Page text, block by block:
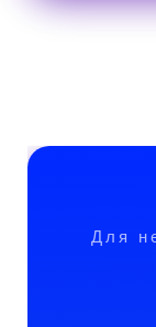
Для